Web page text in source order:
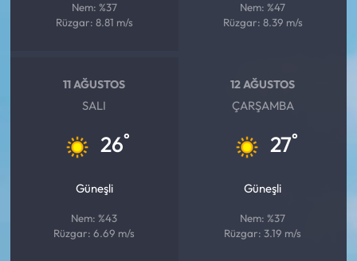
Nem: %37
Rüzgar: 8.81 m/s
Nem: %47
Rüzgar: 8.39 m/s
11 AĞUSTOS
SALI
26°
Güneşli
Nem: %43
Rüzgar: 6.69 m/s
12 AĞUSTOS
ÇARŞAMBA
27°
Güneşli
Nem: %37
Rüzgar: 3.19 m/s